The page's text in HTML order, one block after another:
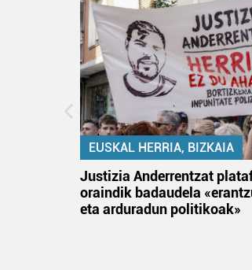
EUSKAL HERRIA, BIZKAIA
Justizia Anderrentzat
oraindik badaudela
eta arduradun politikoak»